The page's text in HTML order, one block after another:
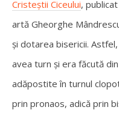
Cristeștii Ciceului,
artă Gheorghe
și dotarea bisericii.
avea turn și era făcută
adăpostite în turnul
prin pronaos, adică prin